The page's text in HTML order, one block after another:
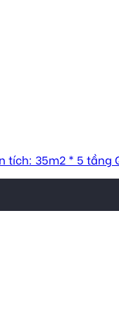
tích: 35m2 * 5